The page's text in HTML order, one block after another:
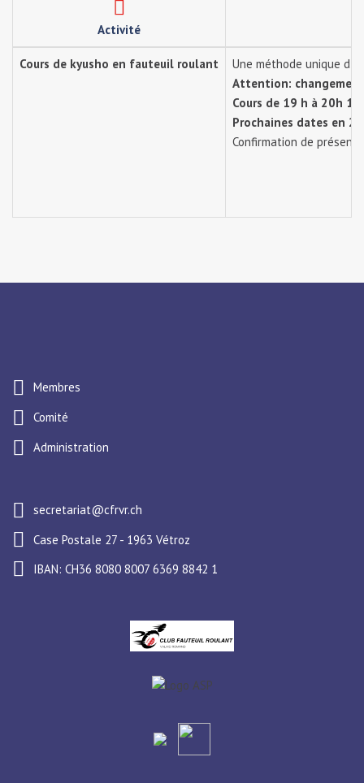
Activité
Cours de kyusho en fauteuil roulant
Une méthode unique
Attention:
Cours de 19 h à 20h
Prochaines dates en
Confirmation de
Membres
Comité
Administration
secretariat@cfrvr.ch
Case Postale 27 - 1963 Vétroz
IBAN: CH36 8080 8007 6369 8842 1